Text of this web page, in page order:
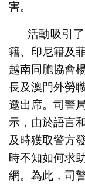
害。
活動吸引
籍、印尼籍及
越南同胞協會
長及澳門外勞
邀出席。司警
示，由於語言
及時獲取警方
時不知如何求
網。為此，司